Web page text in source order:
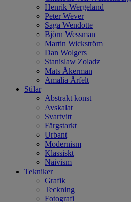
Henrik Wergeland
Peter Wever
Saga Wendotte
Björn Wessman
Martin Wickström
Dan Wolgers
Stanislaw Zoladz
Mats Åkerman
Amalia Årfelt
Stilar
Abstrakt konst
Avskalat
Svartvitt
Färgstarkt
Urbant
Modernism
Klassiskt
Naivism
Tekniker
Grafik
Teckning
Fotografi